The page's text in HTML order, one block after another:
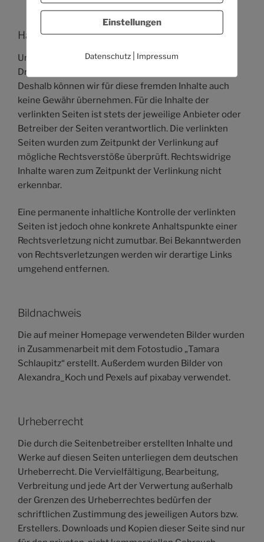
Haftung für Links
Unser Angebot enthält Links zu externen Websites
Dritter, auf deren Inhalte wir keinen Einfluss haben.
Deshalb können wir für diese fremden Inhalte auch
keine Gewähr übernehmen. Für die Inhalte der
verlinkten Seiten ist stets der jeweilige Anbieter oder
Betreiber der Seiten verantwortlich. Die verlinkten
Seiten wurden zum Zeitpunkt der Verlinkung auf
mögliche Rechtsverstöße überprüft. Rechtswidrige
Inhalte waren zum Zeitpunkt der Verlinkung nicht
erkennbar.
Eine permanente inhaltliche Kontrolle der verlinkten
Seiten ist jedoch ohne konkrete Anhaltspunkte einer
Rechtsverletzung nicht zumutbar. Bei Bekanntwerden
von Rechtsverletzungen werden wir derartige Links
umgehend entfernen.
Bildnachweis
Die auf meiner Homepage verwendeten Bilder wurden
in Zusammenarbeit mit dem Fotostudio „Tamara
Schlaupitz“ erstellt. Außerdem wurden Bilder von
Alexandra_Koch und Pexels auf pixabay verwendet.
Urheberrecht
Die durch die Seitenbetreiber erstellten Inhalte und
Werke auf diesen Seiten unterliegen dem deutschen
Urheberrecht. Die Vervielfältigung, Bearbeitung,
Verbreitung und jede Art der Verwertung außerhalb
der Grenzen des Urheberrechtes bedürfen der
schriftlichen Zustimmung des jeweiligen Autors bzw.
Erstellers. Downloads und Kopien dieser Seite sind nur
Einstellungen
Datenschutz Impressum